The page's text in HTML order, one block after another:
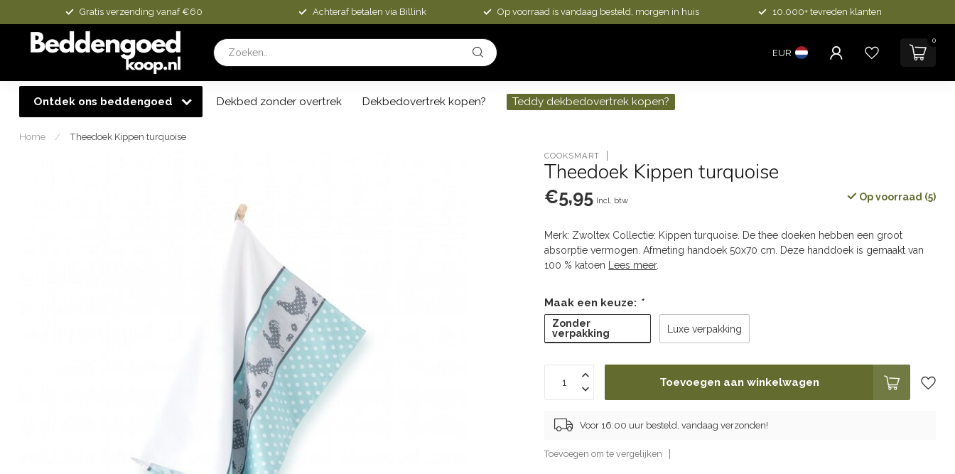
Gratis verzending vanaf €60 Achteraf betalen via Billink Op voorraad is vandaag besteld, morgen in huis 10.000+ tevreden klanten
EUR
0
Ontdek ons beddengoed Dekbed zonder overtrek Dekbedovertrek kopen? Teddy dekbedovertrek kopen?
Home / Theedoek Kippen turquoise
COOKSMART
Theedoek Kippen turquoise
€5,95 Incl. btw Op voorraad (5)
Merk: Zwoltex Collectie: Kippen turquoise. De thee doeken hebben een groot
absorptie vermogen. Afmeting handoek 50x70 cm. Deze handdoek is gemaakt van
100 % katoen
Lees meer.
Maak een keuze: *
Zonder
verpakking
Luxe verpakking
Toevoegen aan winkelwagen
Voor 16:00 uur besteld, vandaag verzonden!
Toevoegen om te vergelijken